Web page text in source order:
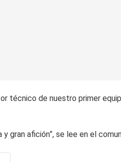
técnico de nuestro primer
gran afición”, se lee en el